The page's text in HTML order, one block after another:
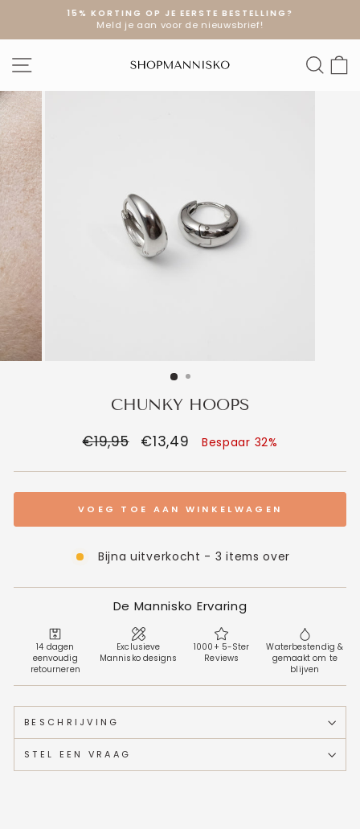
artikel
Diavoorstelling
15% KORTING OP JE EERSTE BESTELLING?
Meld je aan voor de nieuwsbrief!
SITE NAVIGATIE
CHUNKY HOOPS
Normale
€19,95 Verkoopprijs
€13,49 Bespaar 32%
VOEG TOE AAN WINKELWAGEN
Bijna uitverkocht - 3 items over
De Mannisko Ervaring
14 dagen
eenvoudig
retourneren
Exclusieve
Mannisko designs
1000+ 5-Ster
Reviews
Waterbestendig &
gemaakt om te
blijven
BESCHRIJVING
STEL EEN VRAAG